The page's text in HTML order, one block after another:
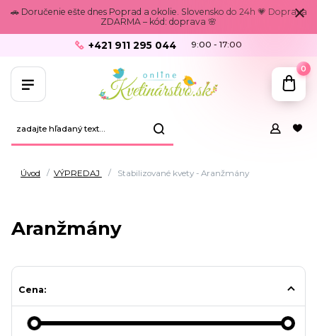
🚗 Doručenie ešte dnes Poprad a okolie. Slovensko do 24h 💗 Doprava
ZDARMA – kód: doprava 🌸
+421 911 295 044 9:00 - 17:00
0
Úvod VÝPREDAJ Stabilizované kvety - Aranžmány
Aranžmány
Cena: